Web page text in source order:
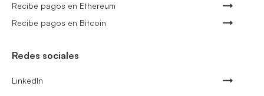
Recibe pagos en Ethereum
Recibe pagos en Bitcoin
Redes sociales
LinkedIn